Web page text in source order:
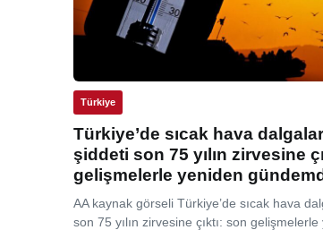
Türkiye
Türkiye’de sıcak hava
şiddeti son 75 yılın zirvesine
gelişmelerle yeniden
AA kaynak görseli Türkiye’de sıcak hava
son 75 yılın zirvesine çıktı: son